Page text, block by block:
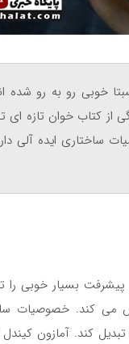
خوبی رو به رو شده
از کتاب خوان تازه ای
ایده آلی
بسیار خوبی را
می کند. خصوصیات
کند. آمازون